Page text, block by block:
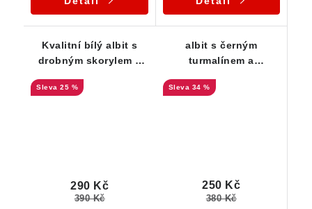
Kvalitní bílý albit s
drobným skorylem a
25 %
290 Kč
390 Kč
albit s černým
turmalínem a
34 %
250 Kč
380 Kč